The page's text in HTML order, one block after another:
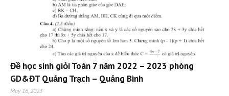
Đề học sinh giỏi Toán 7 năm 2022 – 2023 phòng
GD&ĐT Quảng Trạch – Quảng Bình
May 16, 2023